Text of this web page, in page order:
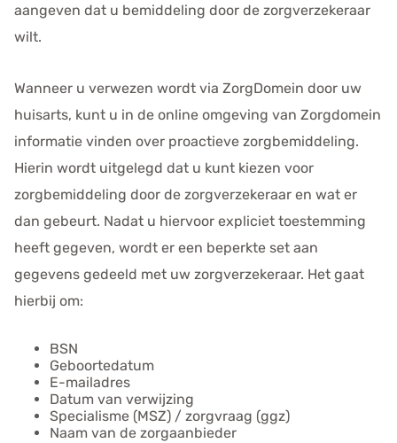
aangeven dat u bemiddeling door de zorgverzekeraar
wilt.
Wanneer u verwezen wordt via ZorgDomein door uw
huisarts, kunt u in de online omgeving van Zorgdomein
informatie vinden over proactieve zorgbemiddeling.
Hierin wordt uitgelegd dat u kunt kiezen voor
zorgbemiddeling door de zorgverzekeraar en wat er
dan gebeurt. Nadat u hiervoor expliciet toestemming
heeft gegeven, wordt er een beperkte set aan
gegevens gedeeld met uw zorgverzekeraar. Het gaat
hierbij om:
BSN
Geboortedatum
E-mailadres
Datum van verwijzing
Specialisme (MSZ) / zorgvraag (ggz)
Naam van de zorgaanbieder